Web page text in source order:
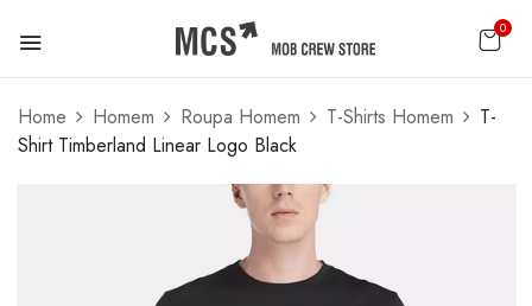
0
Home Homem Roupa Homem T-Shirts Homem
T-
Shirt Timberland Linear Logo Black